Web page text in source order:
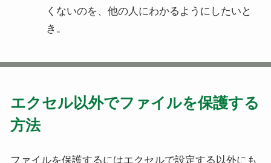
くないのを、他の人にわかるようにしたいと
き。
エクセル以外でファイルを保護する
方法
ファイルを保護するにはエクセルで設定する以外にも